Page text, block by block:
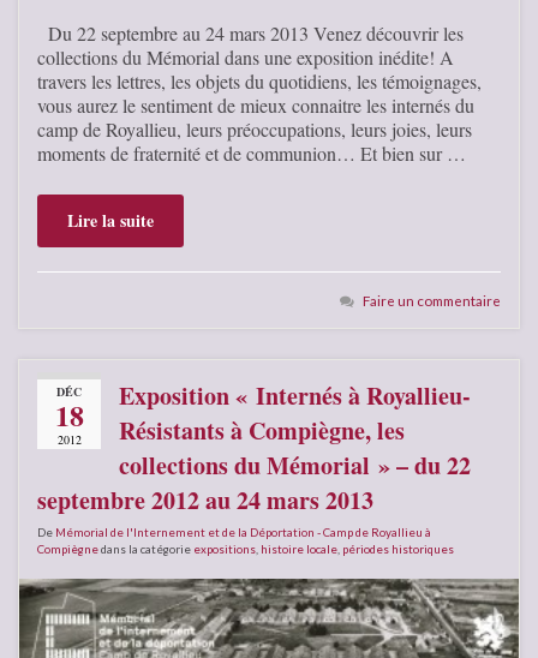
Du 22 septembre au 24 mars 2013 Venez découvrir les
collections du Mémorial dans une exposition inédite! A
travers les lettres, les objets du quotidiens, les témoignages,
vous aurez le sentiment de mieux connaitre les internés du
camp de Royallieu, leurs préoccupations, leurs joies, leurs
moments de fraternité et de communion… Et bien sur …
Lire la suite
Faire un commentaire
DÉC
18
2012
Exposition « Internés à Royallieu-
Résistants à Compiègne, les
collections du Mémorial » – du 22
septembre 2012 au 24 mars 2013
De Mémorial de l'Internement et de la Déportation - Camp de Royallieu à
Compiègnedans la catégorie expositions histoire locale périodes historiques